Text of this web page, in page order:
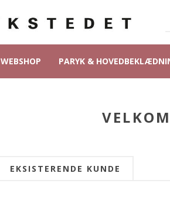
WEBSHOP PARYK &
EKSISTERENDE KUNDE